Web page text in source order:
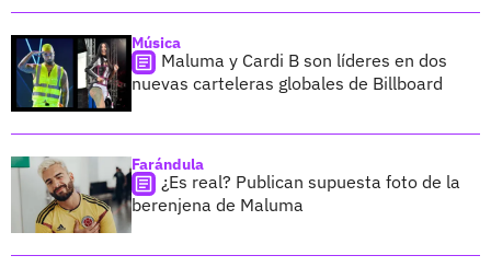
Música
Maluma y Cardi B son líderes en dos
nuevas carteleras globales de Billboard
Farándula
¿Es real? Publican supuesta foto de la
berenjena de Maluma